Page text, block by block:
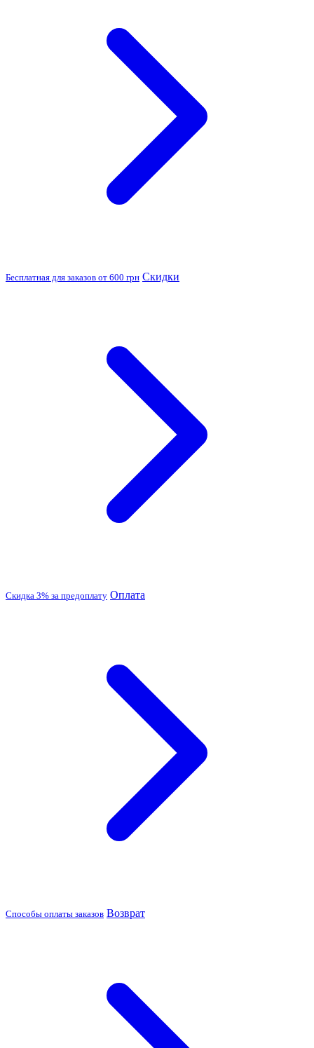
Бесплатная для заказов от 600 грн Скидки
Скидка 3% за предоплату Оплата
Способы оплаты заказов Возврат